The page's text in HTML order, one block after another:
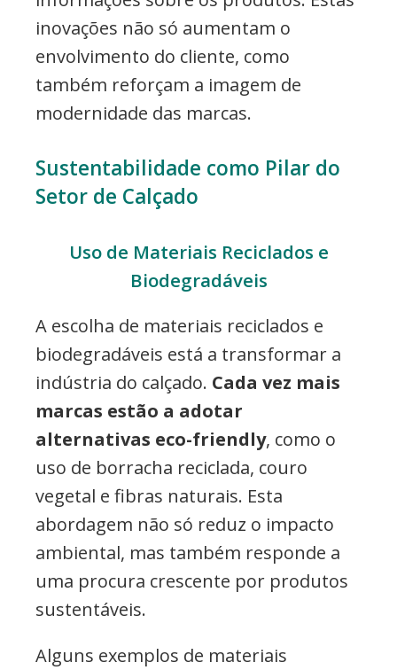
inovações não só aumentam o
envolvimento do cliente, como
também reforçam a imagem de
modernidade das marcas.
Sustentabilidade como Pilar do
Setor de Calçado
Uso de Materiais Reciclados e
Biodegradáveis
A escolha de materiais reciclados e
biodegradáveis está a transformar a
indústria do calçado. Cada vez mais
marcas estão a adotar
alternativas eco-friendly, como o
uso de borracha reciclada, couro
vegetal e fibras naturais. Esta
abordagem não só reduz o impacto
ambiental, mas também responde a
uma procura crescente por produtos
sustentáveis.
Alguns exemplos de materiais